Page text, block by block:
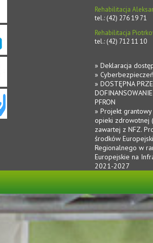
Rehabilitacja
tel.: (42) 276 19 71
Rehabilitacja
tel.: (42) 712 11 10
» Deklaracja
»
» DOSTĘPNA
PFRON
» Projekt
opieki zdrowotnej
zawartej z NFZ.
środków
Regionalnego w
Europejskie na
2021-2027